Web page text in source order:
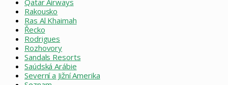
Rakousko
Ras Al Khaimah
Řecko
Rodrigues
Rozhovory
Sandals Resorts
Saúdská Arábie
Severní a Jižní Amerika